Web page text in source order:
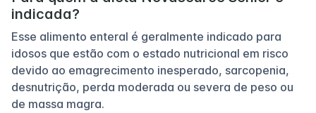
indicada?
Esse alimento enteral é geralmente indicado para
idosos que estão com o estado nutricional em risco
devido ao emagrecimento inesperado, sarcopenia,
desnutrição, perda moderada ou severa de peso ou
de massa magra.